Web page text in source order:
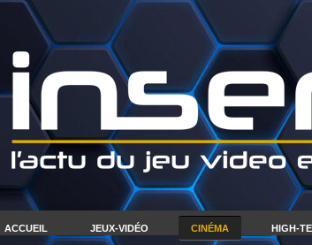
ACCUEIL JEUX-VIDÉO CINÉMA HIGH-